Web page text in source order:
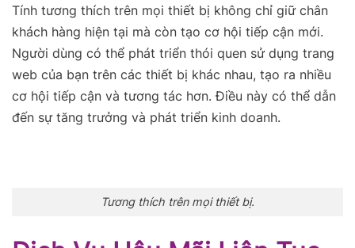
Tính tương thích trên mọi thiết bị không chỉ giữ chân
khách hàng hiện tại mà còn tạo cơ hội tiếp cận mới.
Người dùng có thể phát triển thói quen sử dụng trang
web của bạn trên các thiết bị khác nhau, tạo ra nhiều
cơ hội tiếp cận và tương tác hơn. Điều này có thể dẫn
đến sự tăng trưởng và phát triển kinh doanh.
Tương thích trên mọi thiết bị.